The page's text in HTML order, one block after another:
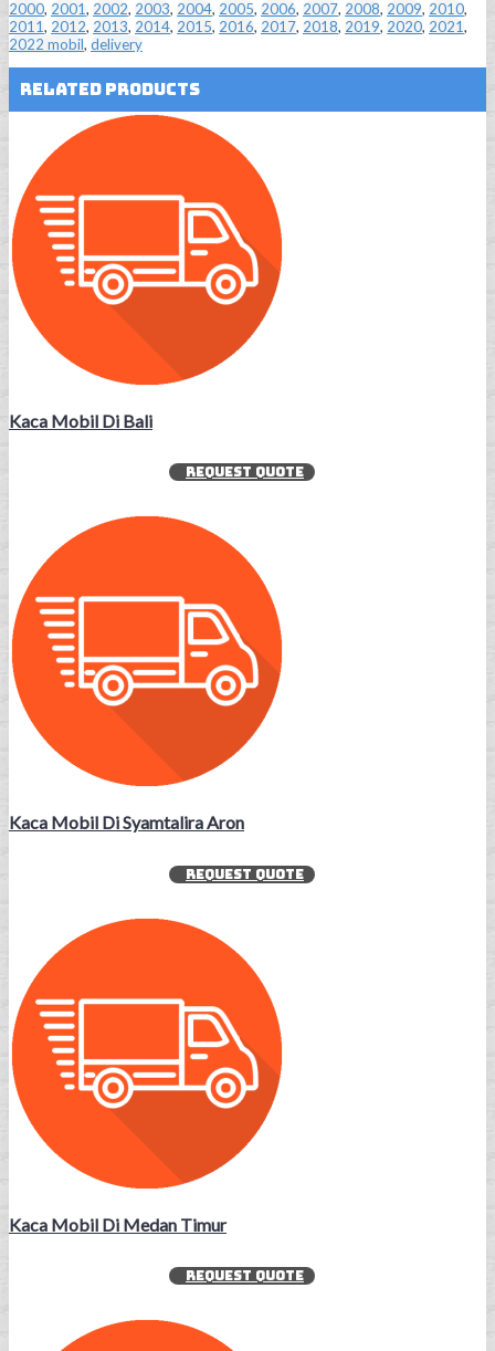
2000, 2001, 2002, 2003, 2004, 2005, 2006, 2007, 2008, 2009, 2010,
2011, 2012, 2013, 2014, 2015, 2016, 2017, 2018, 2019, 2020, 2021,
2022 mobil, delivery
Related Products
Kaca Mobil Di Bali
REQUEST QUOTE
Kaca Mobil Di Syamtalira Aron
REQUEST QUOTE
Kaca Mobil Di Medan Timur
REQUEST QUOTE